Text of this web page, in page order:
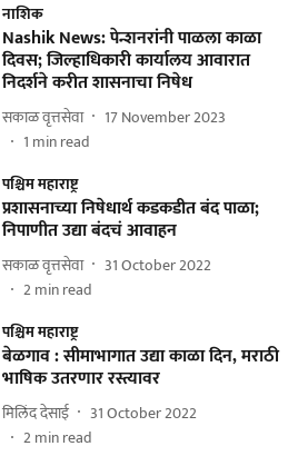
नाशिक
Nashik News: पेन्शनरांनी पाळला काळा
दिवस; जिल्हाधिकारी कार्यालय आवारात
निदर्शने करीत शासनाचा निषेध
सकाळ वृत्तसेवा
17 November 2023
1 min read
पश्चिम महाराष्ट्र
प्रशासनाच्या निषेधार्थ कडकडीत बंद पाळा;
निपाणीत उद्या बंदचं आवाहन
सकाळ वृत्तसेवा
31 October 2022
2min read
पश्चिम महाराष्ट्र
बेळगाव : सीमाभागात उद्या काळा दिन, मराठी
भाषिक उतरणार रस्त्यावर
मिलिंद देसाई
31 October 2022
2min read